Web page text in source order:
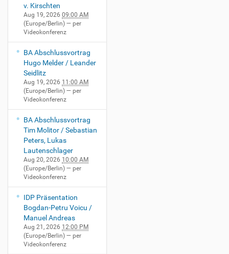
v. Kirschten
Aug 19, 2026 09:00 AM
(Europe/Berlin) — per
Videokonferenz
BA Abschlussvortrag
Hugo Melder / Leander
Seidlitz
Aug 19, 2026 11:00 AM
(Europe/Berlin) — per
Videokonferenz
BA Abschlussvortrag
Tim Molitor / Sebastian
Peters, Lukas
Lautenschlager
Aug 20, 2026 10:00 AM
(Europe/Berlin) — per
Videokonferenz
IDP Präsentation
Bogdan-Petru Voicu /
Manuel Andreas
Aug 21, 2026 12:00 PM
(Europe/Berlin) — per
Videokonferenz